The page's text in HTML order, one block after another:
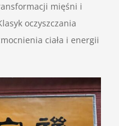
mięśni i
oczyszczania
ciała i energii